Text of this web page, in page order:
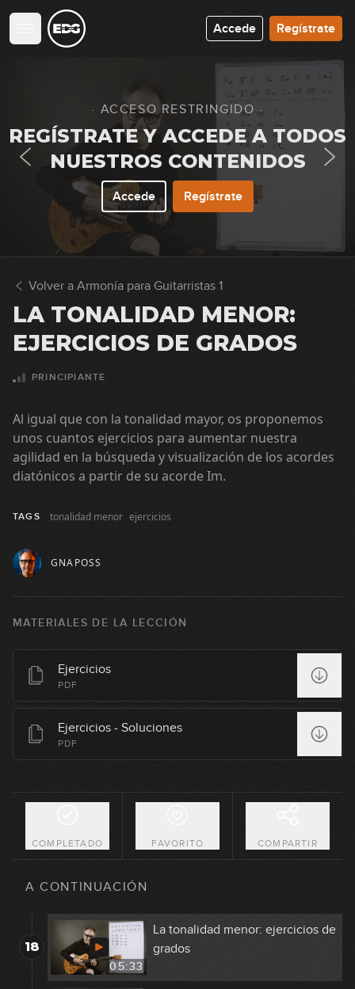
Accede Regístrate
· ACCESO RESTRINGIDO ·
REGÍSTRATE Y ACCEDE A TODOS
NUESTROS CONTENIDOS
Accede Regístrate
Volver a Armonía para Guitarristas 1
LA TONALIDAD MENOR:
EJERCICIOS DE GRADOS
PRINCIPIANTE
Al igual que con la tonalidad mayor, os proponemos
unos cuantos ejercicios para aumentar nuestra
agilidad en la búsqueda y visualización de los acordes
diatónicos a partir de su acorde Im.
TAGS tonalidad menor ejercicios
GNAPOSS
MATERIALES DE LA LECCIÓN
Ejercicios
PDF
Ejercicios - Soluciones
PDF
COMPLETADO FAVORITO COMPARTIR
A CONTINUACIÓN
08:53
Acordes tríada: ejercicios
6
07:41
Pentatónica mayor y menor
05:38
Uso básico de la escala
pentatónica
15:06
La tonalidad mayor: La escala
mayor
9
La tonalidad mayor: Acordes
tríada diatónicos
11
La escala mayor: explicación
práctica
08:17
La tonalidad mayor: exploración
15
14:31
La tonalidad mayor: ejercicios de
La tonalidad menor: explicación
17
La tonalidad menor: exploración
18
05:33
La tonalidad menor: ejercicios de
grados